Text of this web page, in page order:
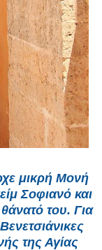
μικρή Μονή
Σοφιανό και
του. Για
της Αγίας